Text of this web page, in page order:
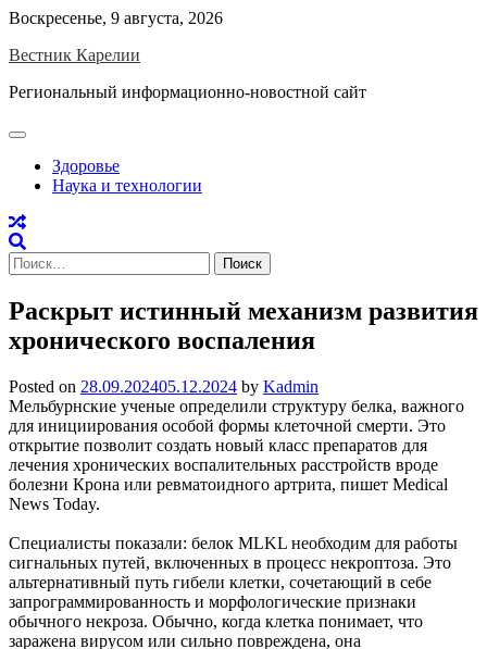
Skip
content
Воскресенье, 9 августа, 2026
Вестник Карелии
Региональный информационно-новостной сайт
Здоровье
Наука и технологии
Найти:
Раскрыт истинный механизм развития
хронического воспаления
Posted on 28.09.202405.12.2024 by Kadmin
Мельбурнские ученые определили структуру белка, важного
для инициирования особой формы клеточной смерти. Это
открытие позволит создать новый класс препаратов для
лечения хронических воспалительных расстройств вроде
болезни Крона или ревматоидного артрита, пишет Medical
News Today.
Специалисты показали: белок MLKL необходим для работы
сигнальных путей, включенных в процесс некроптоза. Это
альтернативный путь гибели клетки, сочетающий в себе
запрограммированность и морфологические признаки
обычного некроза. Обычно, когда клетка понимает, что
заражена вирусом или сильно повреждена, она